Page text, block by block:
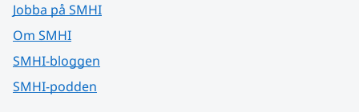
Jobba på SMHI
Om SMHI
SMHI-bloggen
SMHI-podden